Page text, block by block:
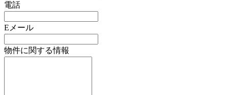
電話
Eメール
物件に関する情報